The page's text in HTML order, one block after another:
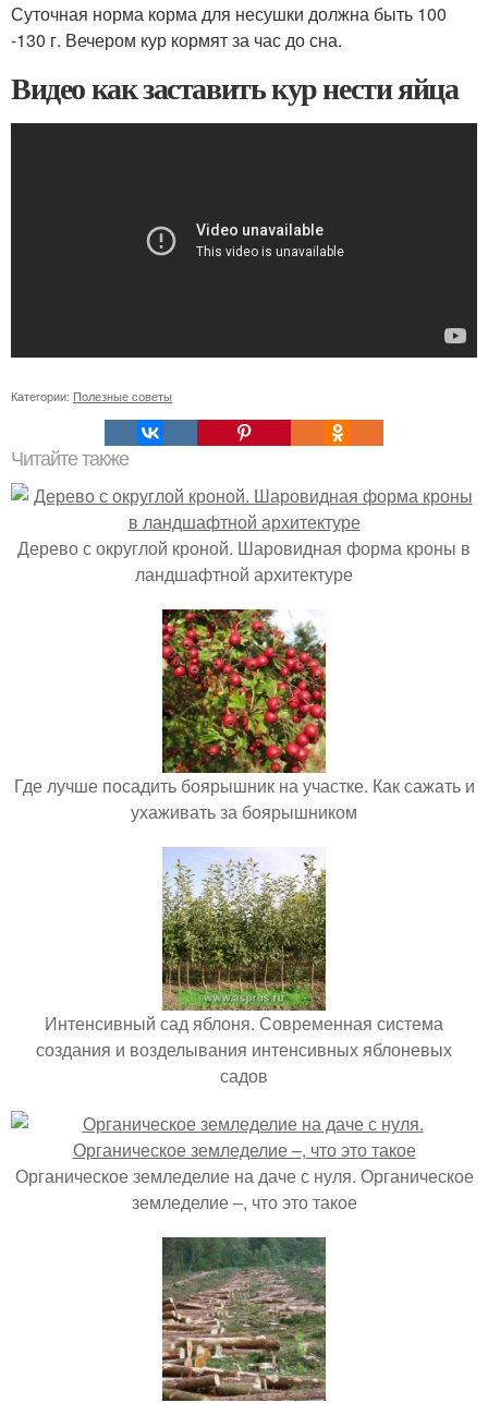
Суточная норма корма для несушки должна быть 100
-130 г. Вечером кур кормят за час до сна.
Видео как заставить кур нести яйца
Категории: Полезные советы
Читайте также
Дерево с округлой кроной. Шаровидная форма кроны в
ландшафтной архитектуре
Где лучше посадить боярышник на участке. Как сажать и
ухаживать за боярышником
Интенсивный сад яблоня. Современная система
создания и возделывания интенсивных яблоневых
садов
Органическое земледелие на даче с нуля. Органическое
земледелие –, что это такое